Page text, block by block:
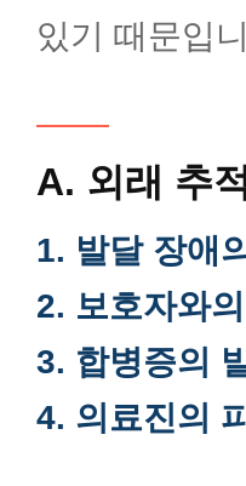
다낭성난소증
반복유산클리
남성난임클
유전학·착상
복강경·자궁
있기 때문입
A. 외래 추
1. 발달 장애
2. 보호자와
3. 합병증의
4. 의료진의